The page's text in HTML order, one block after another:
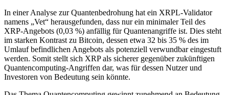
In einer Analyse zur Quantenbedrohung hat ein XRPL-Validator
namens „Vet“ herausgefunden, dass nur ein minimaler Teil des
XRP-Angebots (0,03 %) anfällig für Quantenangriffe ist. Dies steht
im starken Kontrast zu Bitcoin, dessen etwa 32 bis 35 % des im
Umlauf befindlichen Angebots als potenziell verwundbar eingestuft
werden. Somit stellt sich XRP als sicherer gegenüber zukünftigen
Quantencomputing-Angriffen dar, was für dessen Nutzer und
Investoren von Bedeutung sein könnte.